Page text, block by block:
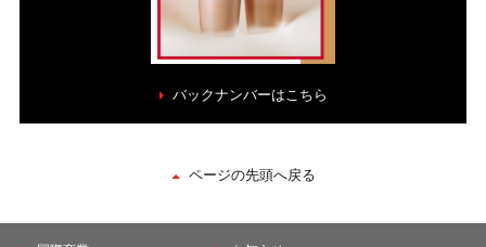
バックナンバーはこちら
ページの先頭へ戻る